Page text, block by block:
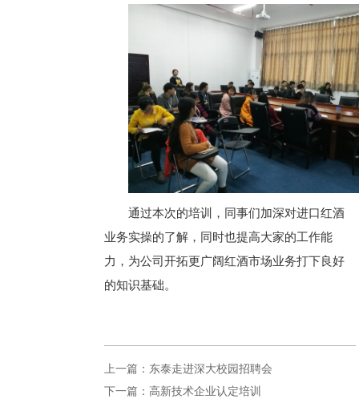
通过本次的培训，同事们加深对进口红酒
业务实操的了解，同时也提高大家的工作能
力，为公司开拓更广阔红酒市场业务打下良好
的知识基础。
上一篇：东泰走进深大校园招聘会
下一篇：高新技术企业认定培训